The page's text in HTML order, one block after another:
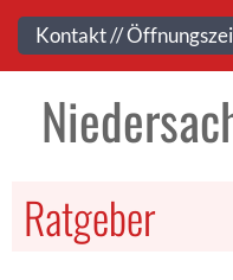
Kontakt
Ratgeber
Kontakt //